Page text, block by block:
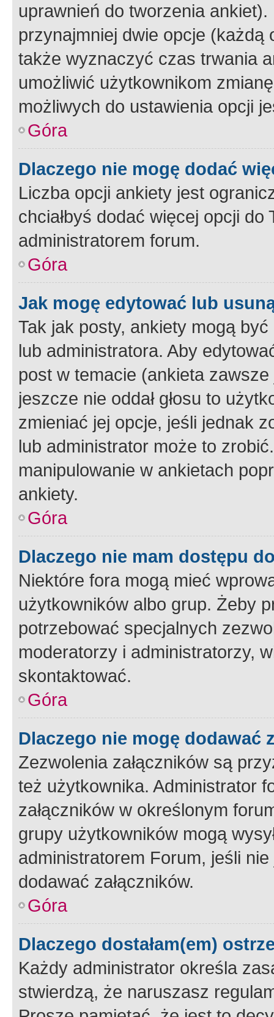
uprawnień do tworzenia
przynajmniej dwie opcje
także wyznaczyć czas trwania
umożliwić użytkownikom
możliwych do ustawienia opcji
Góra
Dlaczego nie mogę dodać
Liczba opcji ankiety jest
chciałbyś dodać więcej opcji
administratorem forum.
Góra
Jak mogę edytować lub
Tak jak posty, ankiety mogą
lub administratora. Aby
post w temacie (ankieta
jeszcze nie oddał głosu to
zmieniać jej opcje, jeśli jednak
lub administrator może to
manipulowanie w ankietach
ankiety.
Góra
Dlaczego nie mam dostępu
Niektóre fora mogą mieć
użytkowników albo grup. Żeby
potrzebować specjalnych
moderatorzy i administratorzy,
skontaktować.
Góra
Dlaczego nie mogę dodawać
Zezwolenia załączników są
też użytkownika. Administrator
załączników w określonym
grupy użytkowników mogą
administratorem Forum, jeśli
dodawać załączników.
Góra
Dlaczego dostałam(em)
Każdy administrator określa
stwierdzą, że naruszasz